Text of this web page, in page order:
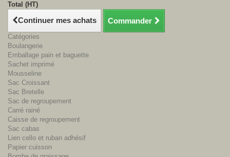
Total (HT)
Continuer mes achats Commander
Catégories
Boulangerie
Emballage pain et baguette
Sachet imprimé
Mousseline
Sac Croissant
Sac Bretelle
Sac de regroupement
Carré rainé
Caisse de regroupement
Sac cabas
Lien cello et ruban adhésif
Papier cuisson